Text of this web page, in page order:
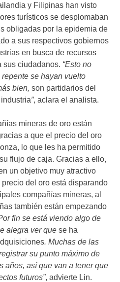
y Filipinas han visto
turísticos se desplomaban
obligadas por la epidemia de
a sus respectivos gobiernos
en busca de recursos
sus ciudadanos. “Esto no
se hayan vuelto
bien, son partidarios del
”, aclara el analista.
mineras de oro están
a que el precio del oro
lo que les ha permitido
flujo de caja. Gracias a ello,
un objetivo muy atractivo
del oro está disparando
compañías mineras, al
también están empezando
fin se está viendo algo de
alegra ver que se ha
. Muchas de las
su punto máximo de
años, así que van a tener que
futuros”, advierte Lin.